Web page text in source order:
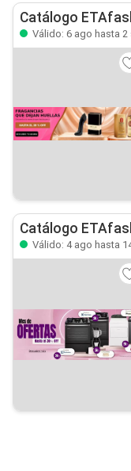
Catálogo
Válido: 6 ago hasta
Catálogo
Válido: 4 ago hasta